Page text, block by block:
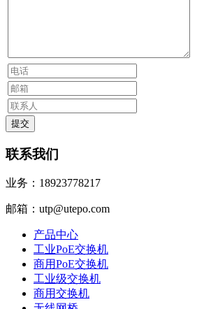
联系我们
业务：18923778217
邮箱：utp@utepo.com
产品中心
工业PoE交换机
商用PoE交换机
工业级交换机
商用交换机